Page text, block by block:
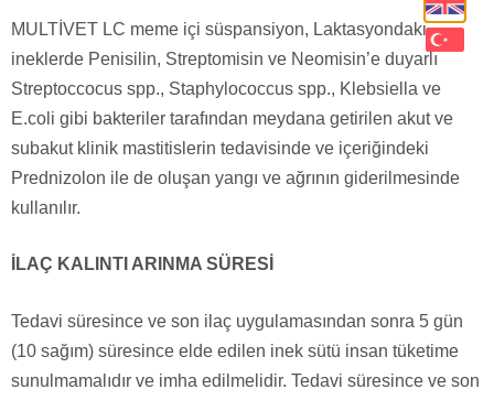
MULTİVET LC meme içi süspansiyon, Laktasyondaki
ineklerde Penisilin, Streptomisin ve Neomisin’e duyarlı
Streptoccocus spp., Staphylococcus spp., Klebsiella ve
E.coli gibi bakteriler tarafından meydana getirilen akut ve
subakut klinik mastitislerin tedavisinde ve içeriğindeki
Prednizolon ile de oluşan yangı ve ağrının giderilmesinde
kullanılır.
İLAÇ KALINTI ARINMA SÜRESİ
Tedavi süresince ve son ilaç uygulamasından sonra 5 gün
(10 sağım) süresince elde edilen inek sütü insan tüketime
sunulmamalıdır ve imha edilmelidir. Tedavi süresince ve son